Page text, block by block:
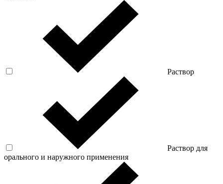
Раствор
Раствор для
орального и наружного применения